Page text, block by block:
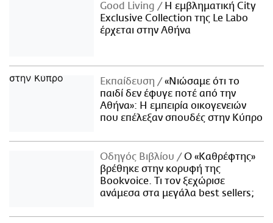
Good Living
Η εμβληματική City
Exclusive Collection της Le Labo
έρχεται στην Αθήνα
Εκπαίδευση
«Νιώσαμε ότι το
παιδί δεν έφυγε ποτέ από την
Αθήνα»: Η εμπειρία οικογενειών
που επέλεξαν σπουδές στην Κύπρο
Οδηγός Βιβλίου
Ο «Καθρέφτης»
βρέθηκε στην κορυφή της
Bookvoice. Τι τον ξεχώρισε
ανάμεσα στα μεγάλα best sellers;